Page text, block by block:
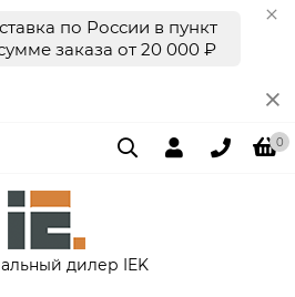
по России в пункт
заказа от 20 000 ₽
0
дилер IEK